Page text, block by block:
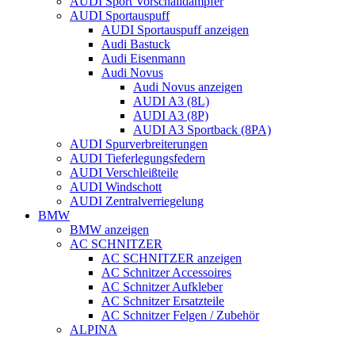
AUDI Sportauspuff
AUDI Sportauspuff anzeigen
Audi Bastuck
Audi Eisenmann
Audi Novus
Audi Novus anzeigen
AUDI A3 (8L)
AUDI A3 (8P)
AUDI A3 Sportback (8PA)
AUDI Spurverbreiterungen
AUDI Tieferlegungsfedern
AUDI Verschleißteile
AUDI Windschott
AUDI Zentralverriegelung
BMW
BMW anzeigen
AC SCHNITZER
AC SCHNITZER anzeigen
AC Schnitzer Accessoires
AC Schnitzer Aufkleber
AC Schnitzer Ersatzteile
AC Schnitzer Felgen / Zubehör
ALPINA